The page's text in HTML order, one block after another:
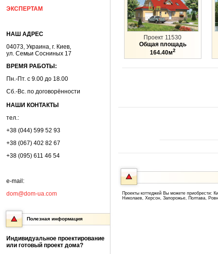
ЭКСПЕРТАМ
НАШ АДРЕС
04073, Украина, г. Киев,
ул. Семьи Сосниных 17
ВРЕМЯ РАБОТЫ:
Пн.-Пт. с 9.00 до 18.00
Сб.-Вс. по договорённости
НАШИ КОНТАКТЫ
тел.:
+38 (044) 599 52 93
+38 (067) 402 82 67
+38 (095) 611 46 54
e-mail:
dom@dom-ua.com
Полезная информация
Индивидуальное проектирование
или готовый проект дома?
Проект 11530
Общая площадь
164.40м2
Проекты коттеджей Вы можете приобрести:
Николаев, Херсон, Запорожье, Полтава,